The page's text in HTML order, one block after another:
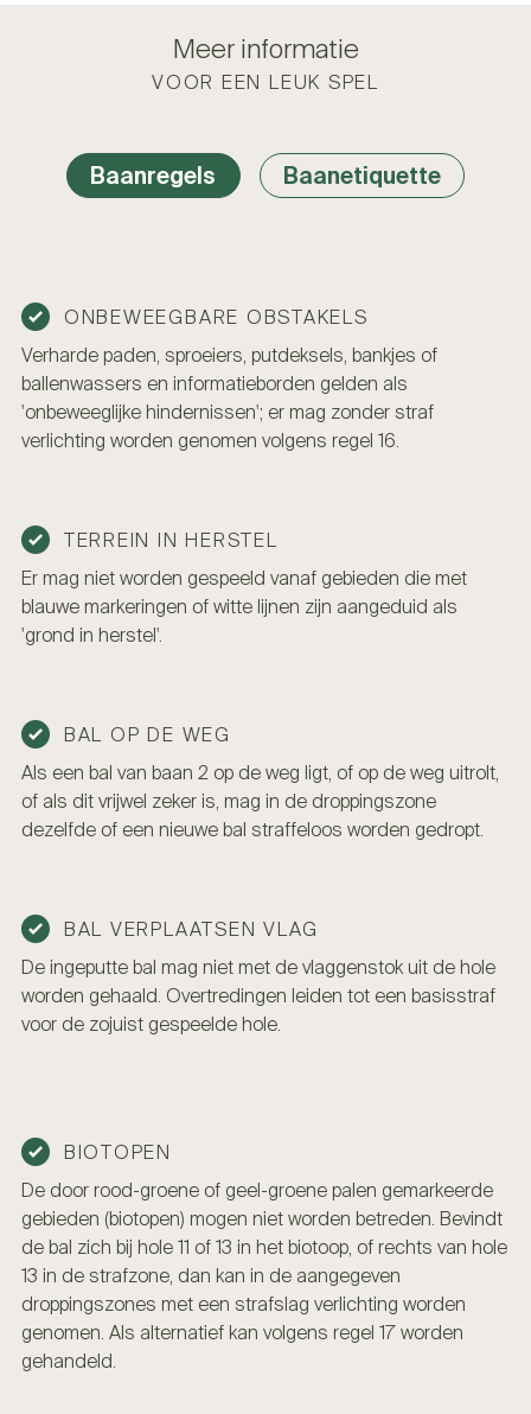
Meer informatie
VOOR EEN LEUK SPEL
Baanregels Baanetiquette
ONBEWEEGBARE OBSTAKELS
Verharde paden, sproeiers, putdeksels, bankjes of
ballenwassers en informatieborden gelden als
'onbeweeglijke hindernissen'; er mag zonder straf
verlichting worden genomen volgens regel 16.
TERREIN IN HERSTEL
Er mag niet worden gespeeld vanaf gebieden die met
blauwe markeringen of witte lijnen zijn aangeduid als
'grond in herstel'.
BAL OP DE WEG
Als een bal van baan 2 op de weg ligt, of op de weg uitrolt,
of als dit vrijwel zeker is, mag in de droppingszone
dezelfde of een nieuwe bal straffeloos worden gedropt.
BAL VERPLAATSEN VLAG
De ingeputte bal mag niet met de vlaggenstok uit de hole
worden gehaald. Overtredingen leiden tot een basisstraf
voor de zojuist gespeelde hole.
BIOTOPEN
De door rood-groene of geel-groene palen gemarkeerde
gebieden (biotopen) mogen niet worden betreden. Bevindt
de bal zich bij hole 11 of 13 in het biotoop, of rechts van hole
13 in de strafzone, dan kan in de aangegeven
droppingszones met een strafslag verlichting worden
genomen. Als alternatief kan volgens regel 17 worden
gehandeld.